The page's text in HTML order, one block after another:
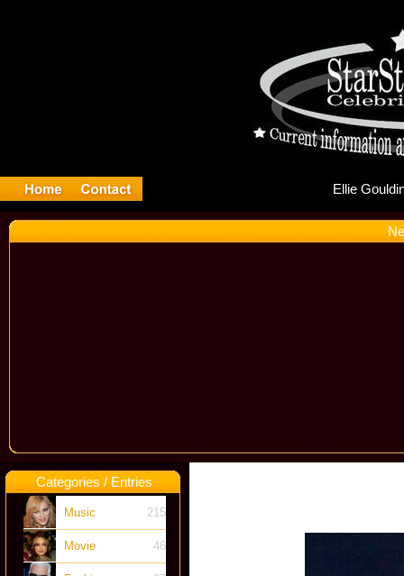
Categories / Entries
Music 215
Movie 46